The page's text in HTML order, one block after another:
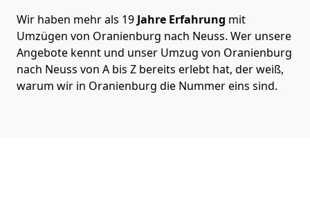
Wir haben mehr als 19 Jahre Erfahrung mit
Umzügen von Oranienburg nach Neuss. Wer unsere
Angebote kennt und unser Umzug von Oranienburg
nach Neuss von A bis Z bereits erlebt hat, der weiß,
warum wir in Oranienburg die Nummer eins sind.